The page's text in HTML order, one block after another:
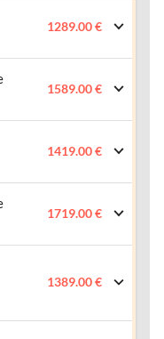
1289.00 €
1589.00 €
1419.00 €
1719.00 €
1389.00 €